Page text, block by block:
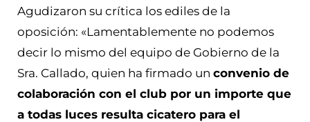
Agudizaron su crítica los ediles de la
oposición: «Lamentablemente no podemos
decir lo mismo del equipo de Gobierno de la
Sra. Callado, quien ha firmado un convenio de
colaboración con el club por un importe que
a todas luces resulta cicatero para el